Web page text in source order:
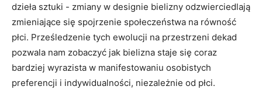
dzieła sztuki ‌- zmiany w designie bielizny⁢ odzwierciedlają
zmieniające się spojrzenie ⁣społeczeństwa na ‍równość
płci. Prześledzenie tych ewolucji na przestrzeni dekad
pozwala nam zobaczyć jak​ bielizna staje⁣ się coraz
⁢bardziej wyrazista w manifestowaniu⁢ osobistych
preferencji i indywidualności, niezależnie od płci.